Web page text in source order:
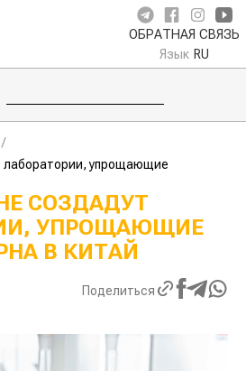
ОБРАТНАЯ СВЯЗЬ
Язык RU
лаборатории, упрощающие
СОЗДАДУТ
УПРОЩАЮЩИЕ
В КИТАЙ
Поделиться